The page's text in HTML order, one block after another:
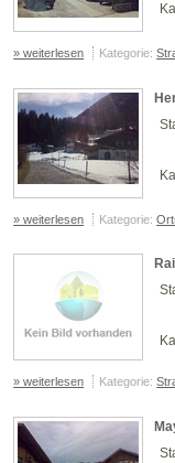
» weiterlesen Kategorie:
» weiterlesen Kategorie:
» weiterlesen Kategorie: